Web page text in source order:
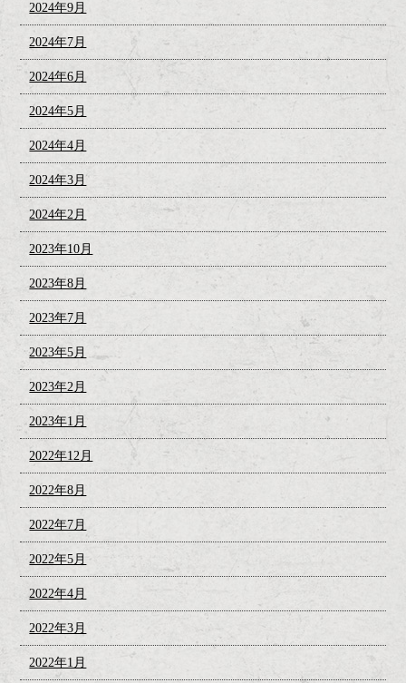
2024年9月
2024年7月
2024年6月
2024年5月
2024年4月
2024年3月
2024年2月
2023年10月
2023年8月
2023年7月
2023年5月
2023年2月
2023年1月
2022年12月
2022年8月
2022年7月
2022年5月
2022年4月
2022年3月
2022年1月